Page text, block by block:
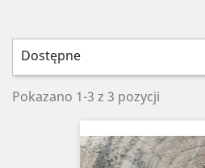
Dostępne
Pokazano 1-3 z 3 pozycji